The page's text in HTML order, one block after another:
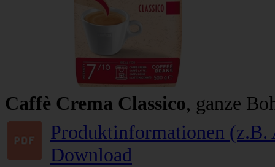
Caffè Crema Classico, ganze
Produktinformationen
Download